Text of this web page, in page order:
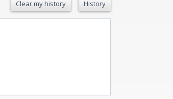
Clear my history History